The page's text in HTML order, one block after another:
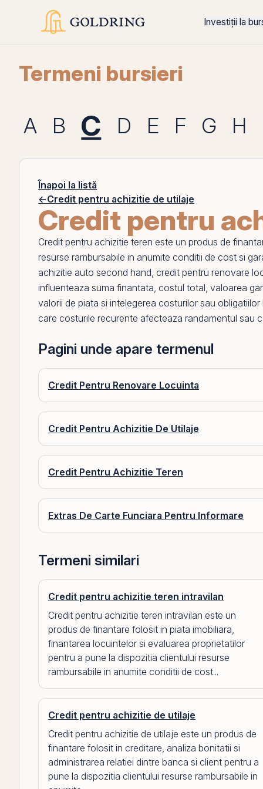
Investiții la
Termeni bursieri
A B C D E F G H
Înapoi la listă
←Credit pentru achizitie de utilaje
Credit pentru
Credit pentru achizitie teren este un produs de
resurse rambursabile in anumite conditii de cost si
achizitie auto second hand, credit pentru renovare
influenteaza suma finantata, costul total, valoarea
valorii de piata si intelegerea costurilor sau
care costurile recurente afecteaza randamentul sau
Pagini unde apare termenul
Credit Pentru Renovare Locuinta
Credit Pentru Achizitie De Utilaje
Credit Pentru Achizitie Teren
Extras De Carte Funciara Pentru Informare
Termeni similari
Credit pentru achizitie teren intravilan
Credit pentru achizitie teren intravilan este un
produs de finantare folosit in piata imobiliara,
finantarea locuintelor si evaluarea proprietatilor
pentru a pune la dispozitia clientului resurse
rambursabile in anumite conditii de cost...
Credit pentru achizitie de utilaje
Credit pentru achizitie de utilaje este un produs de
finantare folosit in creditare, analiza bonitatii si
administrarea relatiei dintre banca si client pentru a
pune la dispozitia clientului resurse rambursabile in